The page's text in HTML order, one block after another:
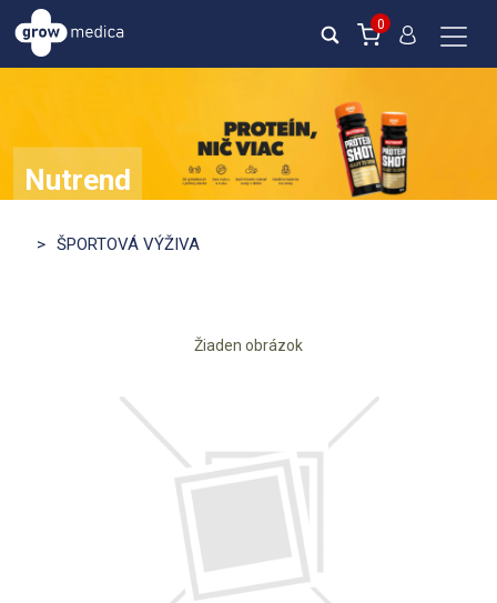
0
Nutrend
ZISTI VIAC
> ŠPORTOVÁ VÝŽIVA
Žiaden obrázok